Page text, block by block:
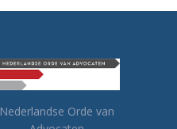
Nederlandse Orde van